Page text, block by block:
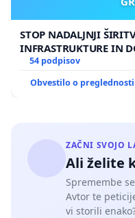
STOP NADALJNJI
INFRASTRUKTURE IN
GRADIŠČAKU
54 podpisov
Obvestilo o preglednosti
ZAČNI SVOJO
Ali želite
Spremembe
Avtor te
vi storili